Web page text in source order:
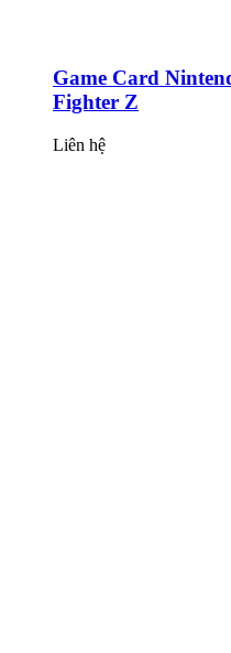
Game Card
Fighter Z
Liên hệ